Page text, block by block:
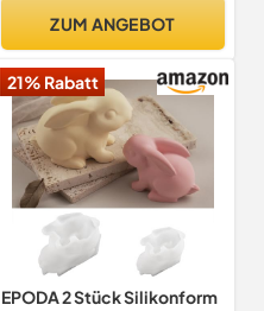
Holzbrettchen für
Osterfrühstück [22x14 cm]
ZUM ANGEBOT
21% Rabatt
EPODA 2 Stück Silikonform